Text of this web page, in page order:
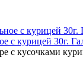
с курицей 30г.
с кусочками